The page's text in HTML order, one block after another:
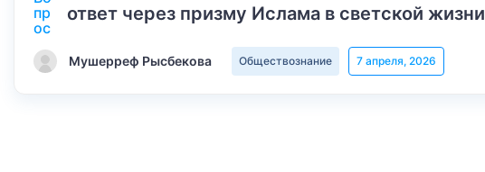
ответ через призму Ислама в светской жизни
Мушерреф Рысбекова Обществознание 7 апреля, 2026